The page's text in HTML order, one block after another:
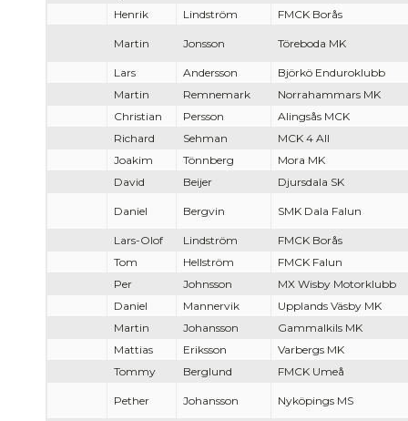
Henrik
Lindström FMCK Borås
Martin Jonsson Töreboda MK
Lars Andersson
Björkö Enduroklubb
Martin
Remnemark
Norrahammars MK
Christian
Persson
Alingsås MCK
Richard
Sehman
MCK 4 All
Joakim
Tönnberg
Mora MK
David
Beijer Djursdala SK
Daniel Bergvin SMK Dala Falun
Lars-Olof Lindström
FMCK Borås
Tom
Hellström
FMCK Falun
Per
Johnsson
MX Wisby Motorklubb
Daniel
Mannervik
Upplands Väsby MK
Martin
Johansson
Gammalkils MK
Mattias
Eriksson
Varbergs MK
Tommy
Berglund FMCK Umeå
Pether Johansson Nyköpings MS